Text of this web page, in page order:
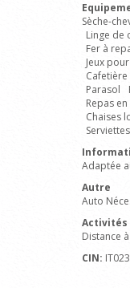
Sèche-
Linge de
Fer à
Jeux
Parasol
Repas
Chaises
Adaptée
Autre
Auto
Activités
Distance
CIN: